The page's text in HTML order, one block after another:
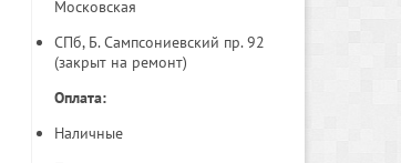
Московская
СПб, Б. Сампсониевский пр. 92
(закрыт на ремонт)
Оплата:
Наличные